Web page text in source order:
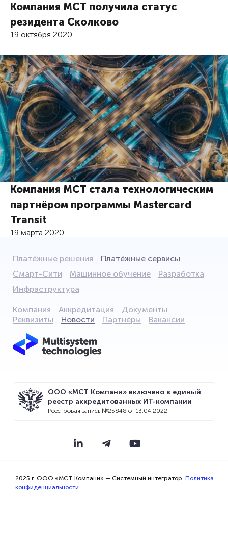
Компания МСТ получила статус
резидента Сколково
19 октября 2020
Компания МСТ стала технологическим
партнёром программы Mastercard
Transit
19 марта 2020
Платёжные решения
Платёжные сервисы
Смарт-Сити
Машинное обучение
Разработка
Инфраструктура
Компания Аккредитация
Документы
Реквизиты
Новости Партнёры Вакансии
ООО «МСТ Компани» включено в единый
реестр аккредитованных ИТ-компании
Реестровая запись №25848 от 13.04.2022
2025 г. ООО «МСТ Компани» — Системный интегратор. Политика
конфиденциальности.
Мы используем файлы cookie для того,
возможностей при использовании